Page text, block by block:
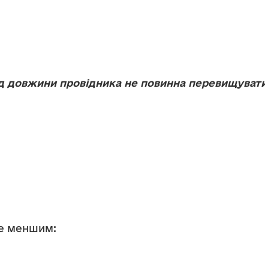
довжини провідника не повинна
меншим: